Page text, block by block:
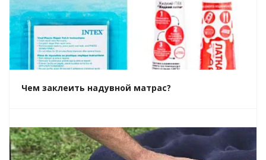
Чем заклеить надувной матрас?